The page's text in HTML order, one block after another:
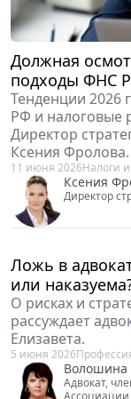
Должная
подходы ФНС
Тенденции 2026
РФ и налоговые
Директор
Ксения Фролова.
11 июня 2026Налоги и
Ксения
Директор